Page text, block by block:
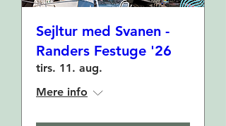
Sejltur med Svanen -
Randers Festuge '26
tirs. 11. aug.
Mere info